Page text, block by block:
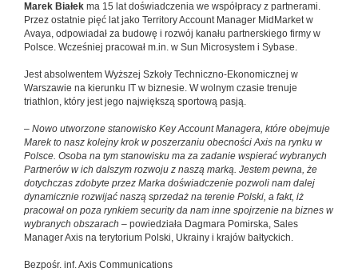
Marek Białek ma 15 lat doświadczenia we współpracy z partnerami.
Przez ostatnie pięć lat jako Territory Account Manager MidMarket w
Avaya, odpowiadał za budowę i rozwój kanału partnerskiego firmy w
Polsce. Wcześniej pracował m.in. w Sun Microsystem i Sybase.
Jest absolwentem Wyższej Szkoły Techniczno-Ekonomicznej w
Warszawie na kierunku IT w biznesie. W wolnym czasie trenuje
triathlon, który jest jego największą sportową pasją.
– Nowo utworzone stanowisko Key Account Managera, które obejmuje
Marek to nasz kolejny krok w poszerzaniu obecności Axis na rynku w
Polsce. Osoba na tym stanowisku ma za zadanie wspierać wybranych
Partnerów w ich dalszym rozwoju z naszą marką. Jestem pewna, że
dotychczas zdobyte przez Marka doświadczenie pozwoli nam dalej
dynamicznie rozwijać naszą sprzedaż na terenie Polski, a fakt, iż
pracował on poza rynkiem security da nam inne spojrzenie na biznes w
wybranych obszarach – powiedziała Dagmara Pomirska, Sales
Manager Axis na terytorium Polski, Ukrainy i krajów bałtyckich.
Bezpośr. inf. Axis Communications